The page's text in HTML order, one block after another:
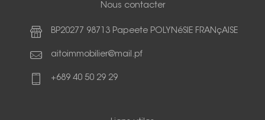
Nous contacter
BP20277 98713 Papeete POLYNéSIE FRANçAISE
aitoimmobilier@mail.pf
+689 40 50 29 29